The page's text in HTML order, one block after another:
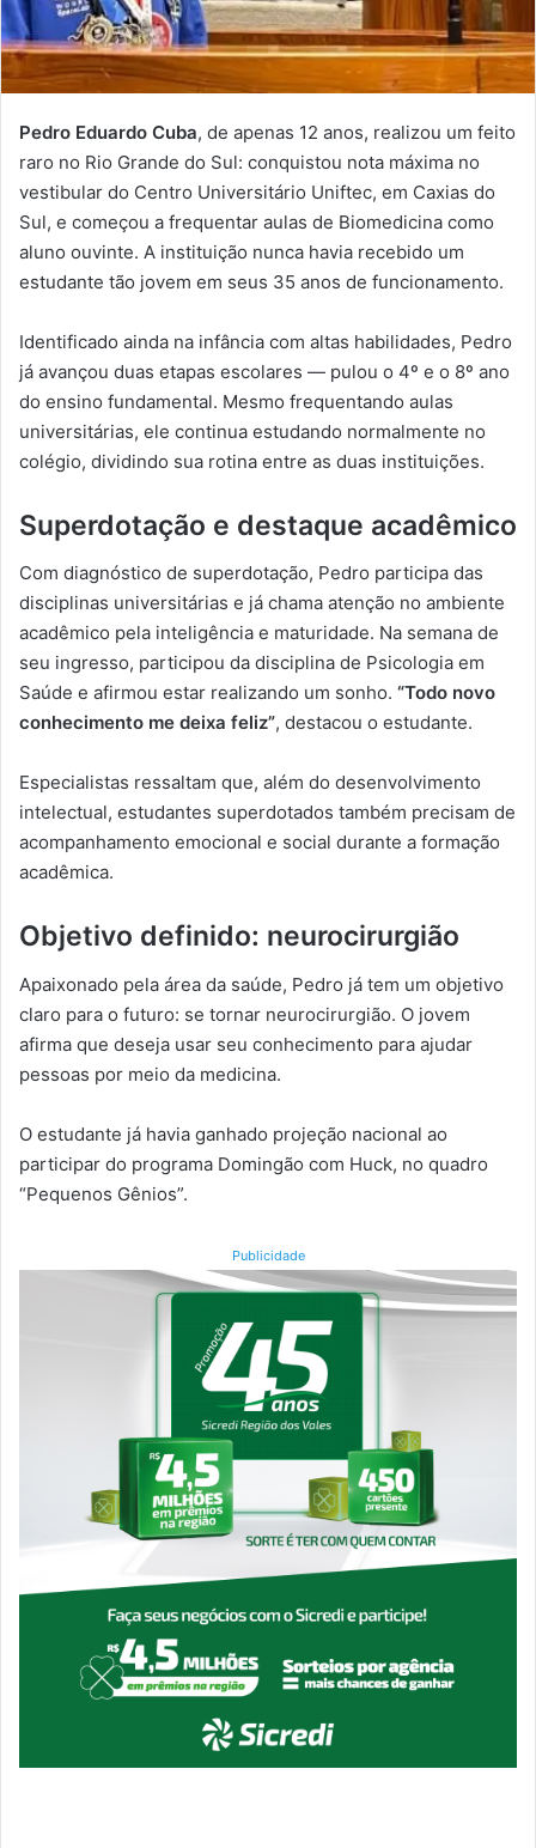
Pedro Eduardo Cuba, de apenas 12 anos, realizou um feito
raro no Rio Grande do Sul: conquistou nota máxima no
vestibular do Centro Universitário Uniftec, em Caxias do
Sul, e começou a frequentar aulas de Biomedicina como
aluno ouvinte. A instituição nunca havia recebido um
estudante tão jovem em seus 35 anos de funcionamento.
Identificado ainda na infância com altas habilidades, Pedro
já avançou duas etapas escolares — pulou o 4º e o 8º ano
do ensino fundamental. Mesmo frequentando aulas
universitárias, ele continua estudando normalmente no
colégio, dividindo sua rotina entre as duas instituições.
Superdotação e destaque acadêmico
Com diagnóstico de superdotação, Pedro participa das
disciplinas universitárias e já chama atenção no ambiente
acadêmico pela inteligência e maturidade. Na semana de
seu ingresso, participou da disciplina de Psicologia em
Saúde e afirmou estar realizando um sonho. “Todo novo
conhecimento me deixa feliz”, destacou o estudante.
Especialistas ressaltam que, além do desenvolvimento
intelectual, estudantes superdotados também precisam de
acompanhamento emocional e social durante a formação
acadêmica.
Objetivo definido: neurocirurgião
Apaixonado pela área da saúde, Pedro já tem um objetivo
claro para o futuro: se tornar neurocirurgião. O jovem
afirma que deseja usar seu conhecimento para ajudar
pessoas por meio da medicina.
O estudante já havia ganhado projeção nacional ao
participar do programa Domingão com Huck, no quadro
“Pequenos Gênios”.
Publicidade